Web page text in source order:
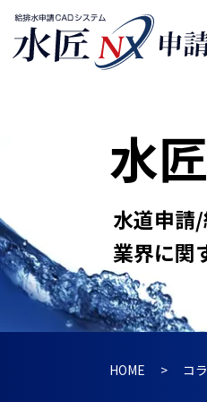
水
水道申請
業界に関
HOME コ